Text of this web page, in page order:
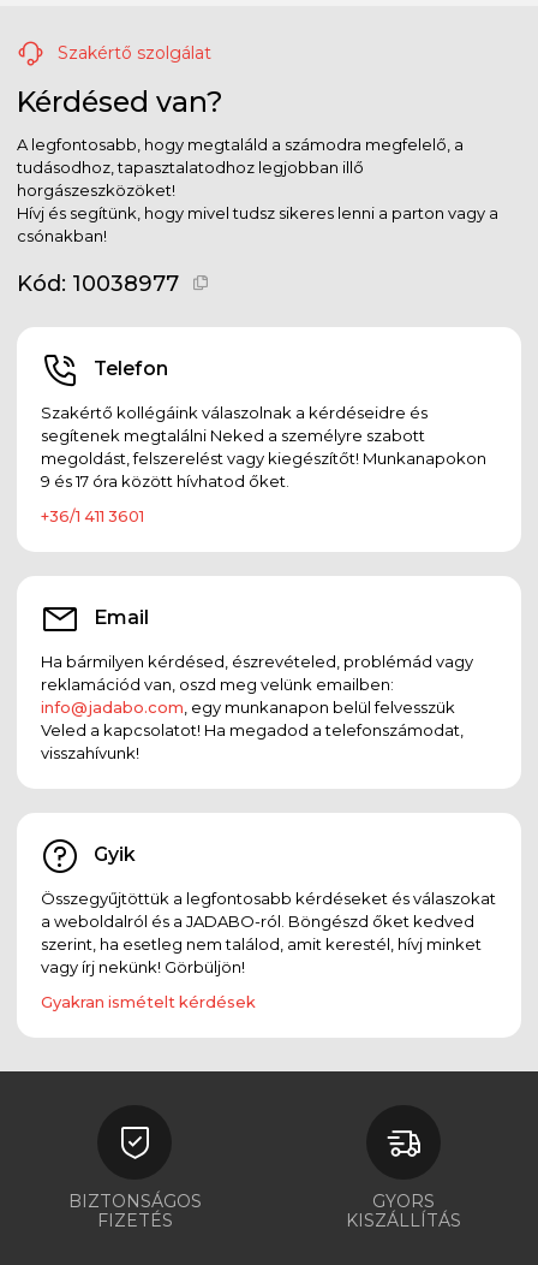
Szakértő szolgálat
Kérdésed van?
A legfontosabb, hogy megtaláld a számodra megfelelő, a
tudásodhoz, tapasztalatodhoz legjobban illő
horgászeszközöket!
Hívj és segítünk, hogy mivel tudsz sikeres lenni a parton vagy a
csónakban!
Kód: 10038977
Telefon
Szakértő kollégáink válaszolnak a kérdéseidre és
segítenek megtalálni Neked a személyre szabott
megoldást, felszerelést vagy kiegészítőt! Munkanapokon
9 és 17 óra között hívhatod őket.
+36/1 411 3601
Email
Ha bármilyen kérdésed, észrevételed, problémád vagy
reklamációd van, oszd meg velünk emailben:
info@jadabo.com , egy munkanapon belül felvesszük
Veled a kapcsolatot! Ha megadod a telefonszámodat,
visszahívunk!
Gyik
Összegyűjtöttük a legfontosabb kérdéseket és válaszokat
a weboldalról és a JADABO-ról. Böngészd őket kedved
szerint, ha esetleg nem találod, amit kerestél, hívj minket
vagy írj nekünk! Görbüljön!
Gyakran ismételt kérdések
BIZTONSÁGOS
FIZETÉS
GYORS
KISZÁLLÍTÁS